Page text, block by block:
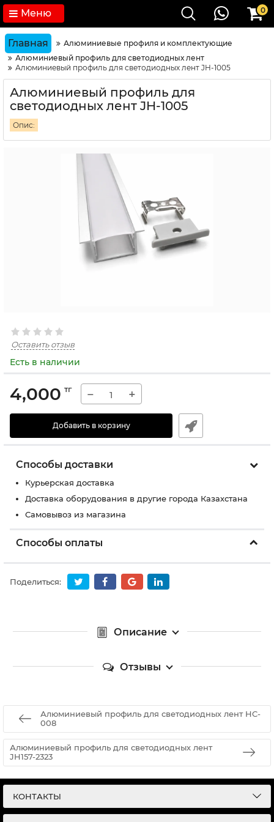
Меню 0
Главная
Алюминиевые профиля и комплектующие
Алюминиевый профиль для светодиодных лент
Алюминиевый профиль для светодиодных лент JH-1005
Алюминиевый профиль для
светодиодных лент JH-1005
Опис:
Оставить отзыв
Есть в наличии
4,000 тг − +
Добавить в корзину
Способы доставки
Курьерская доставка
Доставка оборудования в другие города Казахстана
Самовывоз из магазина
Способы оплаты
Поделиться:
Описание
Отзывы
Алюминиевый профиль для светодиодных лент HC-
008
Алюминиевый профиль для светодиодных лент
JH157-2323
КОНТАКТЫ